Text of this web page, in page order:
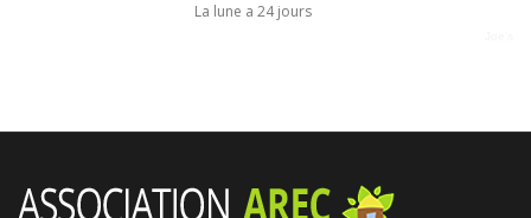
La lune a 24 jours